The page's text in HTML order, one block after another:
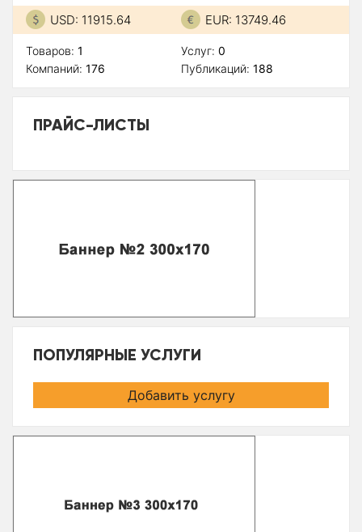
USD: 11915.64 EUR: 13749.46
Товаров: 1
Компаний: 176
Услуг: 0
Публикаций: 188
ПРАЙС-ЛИСТЫ
ПОПУЛЯРНЫЕ УСЛУГИ
Добавить услугу